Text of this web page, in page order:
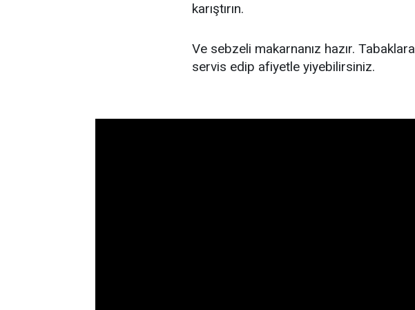
karıştırın.
Ve sebzeli makarnanız hazır. Tabaklara
servis edip afiyetle yiyebilirsiniz.